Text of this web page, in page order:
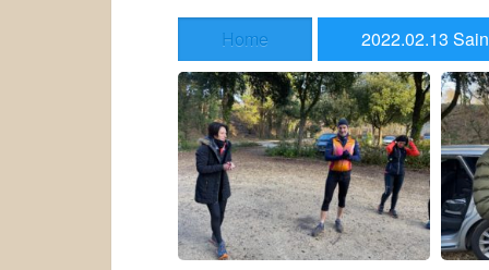
Home 2022.02.13